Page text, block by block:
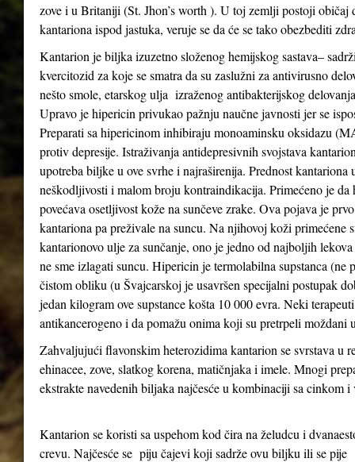
zove i u Britaniji (St. Jhon’s worth ). U toj zemlji postoji običaj
kantariona ispod jastuka, veruje se da će se tako obezbediti
Kantarion je biljka izuzetno složenog hemijskog sastava–
kvercitozid za koje se smatra da su zaslužni za antivirusno
nešto smole, etarskog ulja izraženog antibakterijskog
Upravo je hipericin privukao pažnju naučne javnosti jer se
Preparati sa hipericinom inhibiraju monoaminsku oksidazu
protiv depresije. Istraživanja antidepresivnih svojstava
upotreba biljke u ove svrhe i najraširenija. Prednost kantariona
neškodljivosti i malom broju kontraindikacija. Primećeno je
povećava osetljivost kože na sunčeve zrake. Ova pojava je
kantariona pa preživale na suncu. Na njihovoj koži primećene
kantarionovo ulje za sunčanje, ono je jedno od najboljih
ne sme izlagati suncu. Hipericin je termolabilna supstanca (ne
čistom obliku (u Švajcarskoj je usavršen specijalni postupak
jedan kilogram ove supstance košta 10 000 evra. Neki
antikancerogeno i da pomažu onima koji su pretrpeli moždani
Zahvaljujući flavonskim heterozidima kantarion se svrstava u
ehinacee, zove, slatkog korena, matičnjaka i imele. Mnogi
ekstrakte navedenih biljaka najčesće u kombinaciji sa cinkom
Kantarion se koristi sa uspehom kod čira na želudcu i
crevu. Najčesće se piju čajevi koji sadrže ovu biljku ili se pije